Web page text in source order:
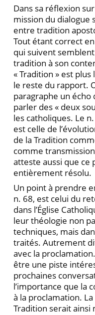
Dans sa réflexion
mission du dialogue
entre tradition
Tout étant correct
qui suivent
tradition à son
« Tradition » est
le reste du rapport.
paragraphe un écho
parler des « deux
les catholiques. Le
est celle de
de la Tradition
comme
atteste aussi que ce
entièrement résolu.
Un point à prendre
n. 68, est celui du
dans l’Église
leur théolo­gie non
techniques, mais
traités. Autrement
avec la
être une piste
prochaines
l’importance que la
à la proclamation.
Tradition se­rait